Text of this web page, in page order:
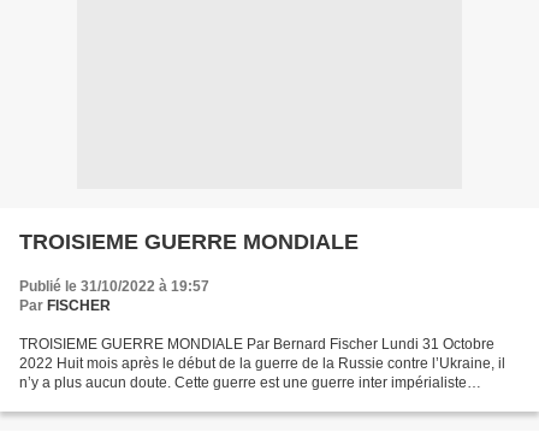
TROISIEME GUERRE MONDIALE
Publié le 31/10/2022 à 19:57
Par FISCHER
TROISIEME GUERRE MONDIALE Par Bernard Fischer Lundi 31 Octobre
2022 Huit mois après le début de la guerre de la Russie contre l’Ukraine, il
n’y a plus aucun doute. Cette guerre est une guerre inter impérialiste